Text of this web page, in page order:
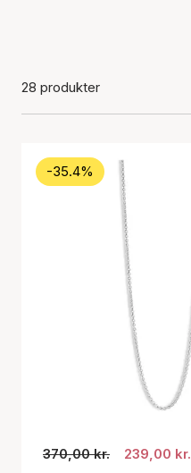
28 produkter
-35.4%
370,00 kr. 239,00 kr.